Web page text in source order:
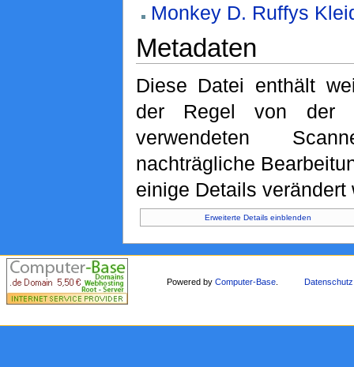
Monkey D. Ruffys
Metadaten
Diese Datei enthält
der Regel von der
verwendeten
nachträgliche
einige Details verändert
Erweiterte Details einblenden
Powered byComputer-Base Datenschutz